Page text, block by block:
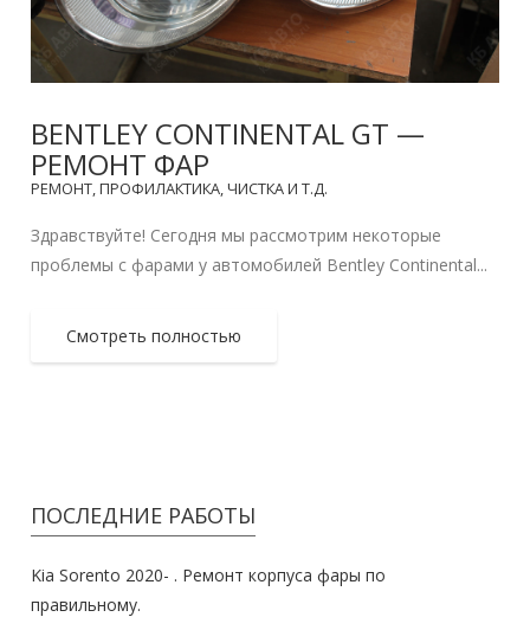
BENTLEY CONTINENTAL GT —
РЕМОНТ ФАР
РЕМОНТ, ПРОФИЛАКТИКА, ЧИСТКА И Т.Д.
Здравствуйте! Сегодня мы рассмотрим некоторые
проблемы с фарами у автомобилей Bentley Continental...
Смотреть полностью
ПОСЛЕДНИЕ РАБОТЫ
Kia Sorento 2020- . Ремонт корпуса фары по
правильному.